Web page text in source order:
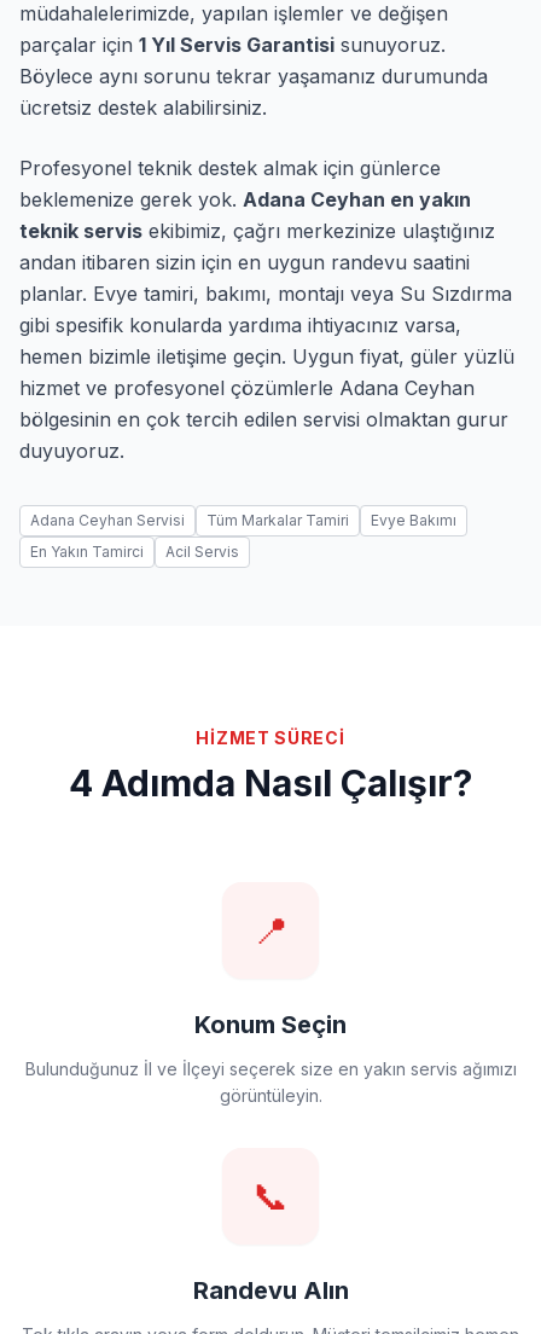
müdahalelerimizde, yapılan işlemler ve değişen
parçalar için 1 Yıl Servis Garantisi sunuyoruz.
Böylece aynı sorunu tekrar yaşamanız durumunda
ücretsiz destek alabilirsiniz.
Profesyonel teknik destek almak için günlerce
beklemenize gerek yok. Adana Ceyhan en yakın
teknik servis ekibimiz, çağrı merkezinize ulaştığınız
andan itibaren sizin için en uygun randevu saatini
planlar. Evye tamiri, bakımı, montajı veya Su Sızdırma
gibi spesifik konularda yardıma ihtiyacınız varsa,
hemen bizimle iletişime geçin. Uygun fiyat, güler yüzlü
hizmet ve profesyonel çözümlerle Adana Ceyhan
bölgesinin en çok tercih edilen servisi olmaktan gurur
duyuyoruz.
Adana Ceyhan Servisi Tüm Markalar Tamiri
Evye Bakımı
En Yakın Tamirci
Acil Servis
HİZMET SÜRECİ
4 Adımda Nasıl Çalışır?
📍
Konum Seçin
Bulunduğunuz İl ve İlçeyi seçerek size en yakın servis ağımızı
görüntüleyin.
📞
Randevu Alın